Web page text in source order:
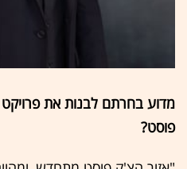
מדוע בחרתם לבנות את
פוסט?